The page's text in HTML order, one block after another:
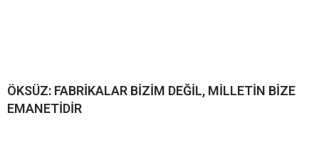
ÖKSÜZ: FABRİKALAR BİZİM DEĞİL, MİLLETİN BİZE
EMANETİDİR